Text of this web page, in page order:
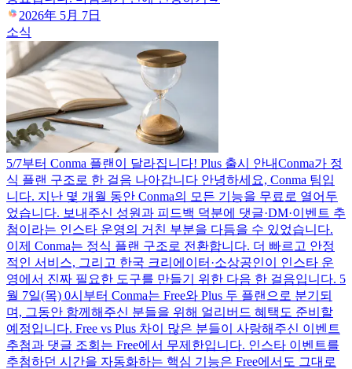
2026年 5月 7日
소식
5/7부터 Conma 플랜이 달라집니다! Plus 출시 안내Conma가 정
식 플랜 구조로 한 걸음 나아갑니다 안녕하세요, Conma 팀입
니다. 지난 몇 개월 동안 Conma의 모든 기능을 무료로 열어두
었습니다. 보내주신 성원과 피드백 덕분에 댓글·DM·이벤트 추
첨이라는 인스타 운영의 거친 부분을 다듬을 수 있었습니다.
이제 Conma는 정식 플랜 구조로 전환합니다. 더 빠르고 안정
적인 서비스, 그리고 한국 크리에이터·소상공인이 인스타 운
영에서 진짜 필요한 도구를 만들기 위한 다음 한 걸음입니다. 5
월 7일(목) 0시부터 Conma는 Free와 Plus 두 플랜으로 분기되
며, 그동안 함께해주신 분들을 위해 얼리버드 혜택도 준비할
예정입니다. Free vs Plus 차이 많은 분들이 사랑해주신 이벤트
추첨과 댓글 조회는 Free에서 무제한입니다. 인스타 이벤트를
추첨하던 시간을 자동화하는 핵심 기능은 Free에서도 그대로